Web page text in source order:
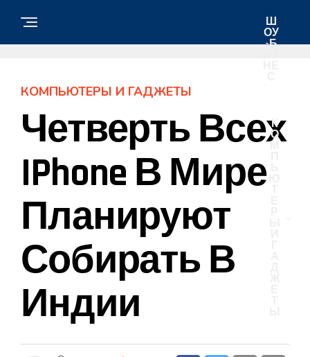
Ш
ОУ
-Б
К
О
М
КОМПЬЮТЕРЫ И ГАДЖЕТЫ
Четверть Всех
IPhone В Мире
Планируют
Собирать В
Индии